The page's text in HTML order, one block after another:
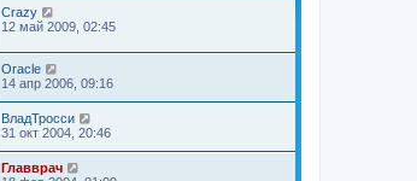
Crazy
12 май 2009, 02:45
Oracle
14 апр 2006, 09:16
ВладТросси
31 окт 2004, 20:46
Главврач